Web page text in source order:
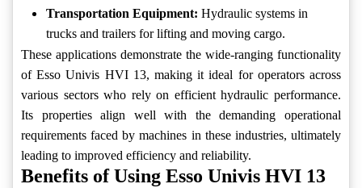
Transportation Equipment: Hydraulic systems in
trucks and trailers for lifting and moving cargo.
These applications demonstrate the wide-ranging functionality
of Esso Univis HVI 13, making it ideal for operators across
various sectors who rely on efficient hydraulic performance.
Its properties align well with the demanding operational
requirements faced by machines in these industries, ultimately
leading to improved efficiency and reliability.
Benefits of Using Esso Univis HVI 13